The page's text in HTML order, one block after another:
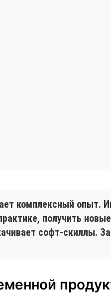
комплексный опыт.
получить
софт-скиллы.